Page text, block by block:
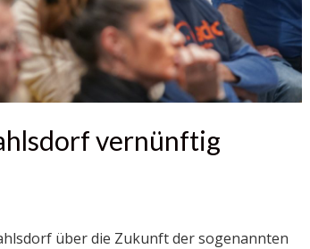
vernünftig
über die Zukunft der sogenannten